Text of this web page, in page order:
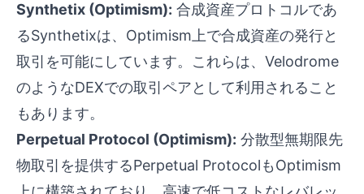
Synthetix (Optimism): 合成資産プロトコルであ
るSynthetixは、Optimism上で合成資産の発行と
取引を可能にしています。これらは、Velodrome
のようなDEXでの取引ペアとして利用されること
もあります。
Perpetual Protocol (Optimism): 分散型無期限先
物取引を提供するPerpetual ProtocolもOptimism